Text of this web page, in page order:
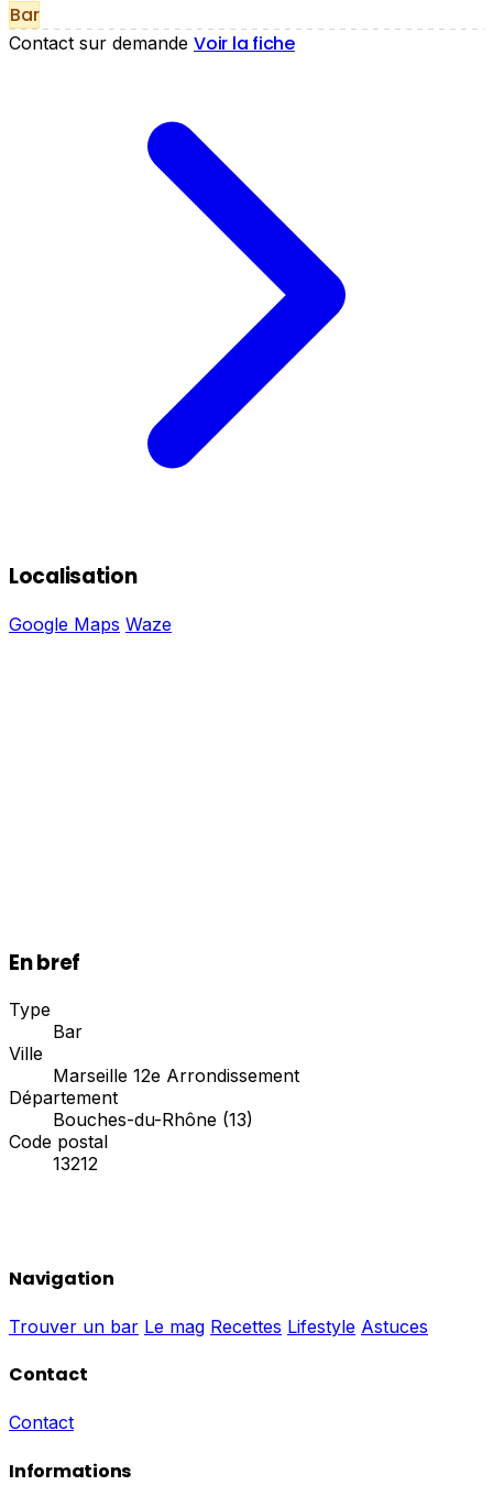
Bar
Contact sur demande Voir la fiche
Localisation
Google Maps Waze
En bref
Type
Bar
Ville
Marseille 12e Arrondissement
Département
Bouches-du-Rhône (13)
Code postal
13212
Navigation
Trouver un bar Le mag Recettes Lifestyle Astuces
Contact
Contact
Informations